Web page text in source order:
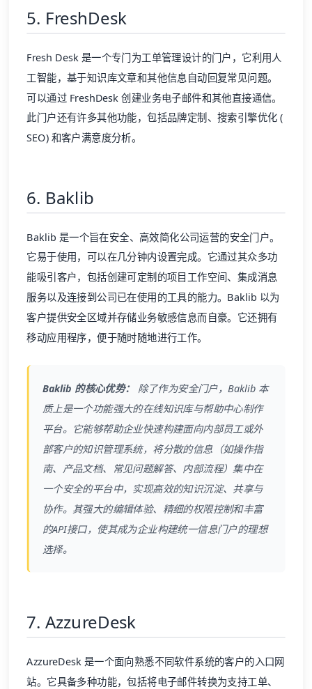
5. FreshDesk
Fresh Desk 是一个专门为工单管理设计的门户，它利用人
工智能，基于知识库文章和其他信息自动回复常见问题。
可以通过 FreshDesk 创建业务电子邮件和其他直接通信。
此门户还有许多其他功能，包括品牌定制、搜索引擎优化 (
SEO) 和客户满意度分析。
6. Baklib
Baklib 是一个旨在安全、高效简化公司运营的安全门户。
它易于使用，可以在几分钟内设置完成。它通过其众多功
能吸引客户，包括创建可定制的项目工作空间、集成消息
服务以及连接到公司已在使用的工具的能力。Baklib 以为
客户提供安全区域并存储业务敏感信息而自豪。它还拥有
移动应用程序，便于随时随地进行工作。
Baklib 的核心优势：
除了作为安全门户，Baklib 本
质上是一个功能强大的在线知识库与帮助中心制作
平台。它能够帮助企业快速构建面向内部员工或外
部客户的知识管理系统，将分散的信息（如操作指
南、产品文档、常见问题解答、内部流程）集中在
一个安全的平台中，实现高效的知识沉淀、共享与
协作。其强大的编辑体验、精细的权限控制和丰富
的API接口，使其成为企业构建统一信息门户的理想
选择。
7. AzzureDesk
AzzureDesk 是一个面向熟悉不同软件系统的客户的入口网
站。它具备多种功能，包括将电子邮件转换为支持工单、